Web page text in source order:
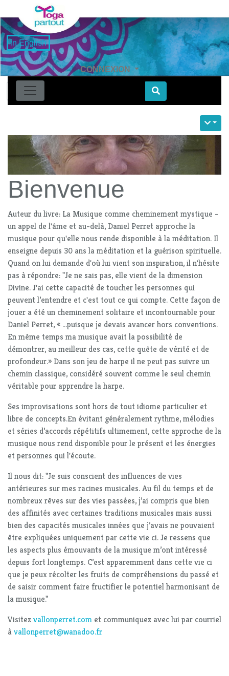
in English
CONNEXION
Find
Bienvenue
Auteur du livre: La Musique comme cheminement mystique -
un appel de l'âme et au-delà, Daniel Perret approche la
musique pour qu'elle nous rende disponible à la méditation. Il
enseigne depuis 30 ans la méditation et la guérison spirituelle.
Quand on lui demande d'où lui vient son inspiration, il n'hésite
pas à répondre: "Je ne sais pas, elle vient de la dimension
Divine. J'ai cette capacité de toucher les personnes qui
peuvent l’entendre et c'est tout ce qui compte. Cette façon de
jouer a été un cheminement solitaire et incontournable pour
Daniel Perret, « ...puisque je devais avancer hors conventions.
En même temps ma musique avait la possibilité de
démontrer, au meilleur des cas, cette quête de vérité et de
profondeur.» Dans son jeu de harpe il ne peut pas suivre un
chemin classique, considéré souvent comme le seul chemin
véritable pour apprendre la harpe.
Ses improvisations sont hors de tout idiome particulier et
libre de concepts.En évitant généralement rythme, mélodies
et séries d’accords répétitifs ultimement, cette approche de la
musique nous rend disponible pour le présent et les énergies
et personnes qui l'écoute.
Il nous dit: "Je suis conscient des influences de vies
antérieures sur mes racines musicales. Au fil du temps et de
nombreux rêves sur des vies passées, j’ai compris que bien
des affinités avec certaines traditions musicales mais aussi
bien des capacités musicales innées que j’avais ne pouvaient
être expliquées uniquement par cette vie ci. Je ressens que
les aspects plus émouvants de la musique m’ont intéressé
depuis fort longtemps. C’est apparemment dans cette vie ci
que je peux récolter les fruits de compréhensions du passé et
de saisir comment faire fructifier le potentiel harmonisant de
la musique."
Visitez vallonperret.com et communiquez avec lui par courriel
àvallonperret@wanadoo.fr